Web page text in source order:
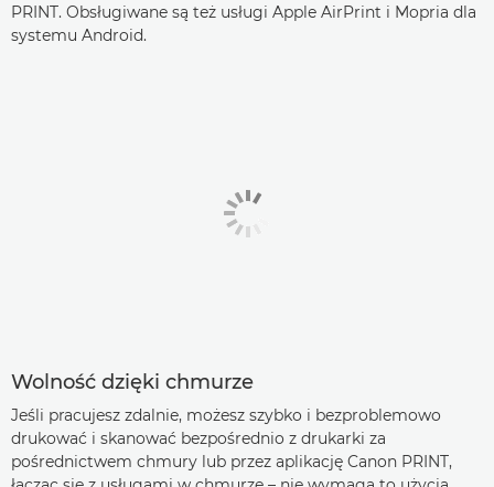
PRINT. Obsługiwane są też usługi Apple AirPrint i Mopria dla
systemu Android.
Wolność dzięki chmurze
Jeśli pracujesz zdalnie, możesz szybko i bezproblemowo
drukować i skanować bezpośrednio z drukarki za
pośrednictwem chmury lub przez aplikację Canon PRINT,